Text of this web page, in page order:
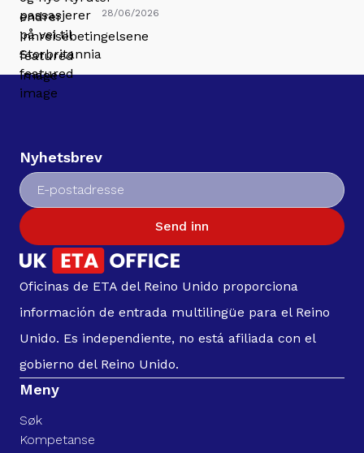
28/06/2026
Nyhetsbrev
Send inn
Oficinas de ETA del Reino Unido proporciona
información de entrada multilingüe para el Reino
Unido. Es independiente, no está afiliada con el
gobierno del Reino Unido.
Meny
Søk
Kompetanse